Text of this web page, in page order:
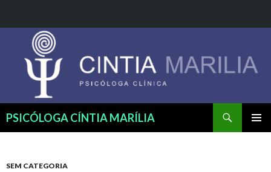
PSICÓLOGA CÍNTIA MARÍLIA
Pesquisar
CONTEÚDO
SEM CATEGORIA